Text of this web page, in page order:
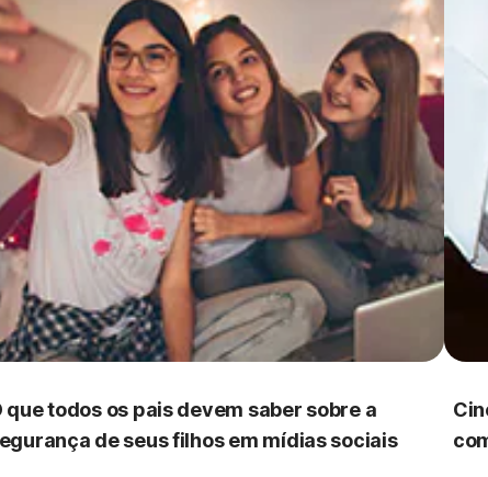
que todos os pais devem saber sobre a
de seus filhos em mídias sociais